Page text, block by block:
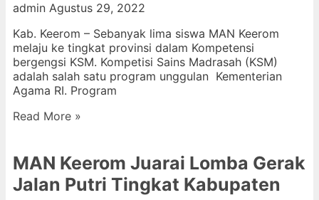
admin Agustus 29, 2022
Kab. Keerom – Sebanyak lima siswa MAN Keerom
melaju ke tingkat provinsi dalam Kompetensi
bergengsi KSM. Kompetisi Sains Madrasah (KSM)
adalah salah satu program unggulan Kementerian
Agama RI. Program
Read More »
MAN Keerom Juarai Lomba Gerak
Jalan Putri Tingkat Kabupaten